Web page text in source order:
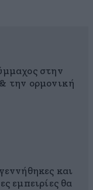
στην
την ορμονική
και
εμπειρίες θα